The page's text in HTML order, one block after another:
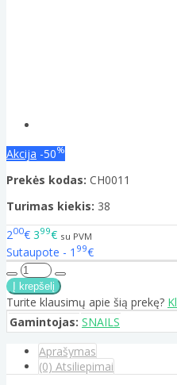
Akcija -50%
Prekės kodas: CH0011
Turimas kiekis: 38
200€ 399€ su PVM
Sutaupote - 1 99€
Turite klausimų apie šią prekę?
Gamintojas: SNAILS
Aprašymas
(0) Atsiliepimai